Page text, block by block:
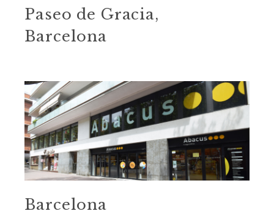
Paseo de Gracia,
Barcelona
Barcelona